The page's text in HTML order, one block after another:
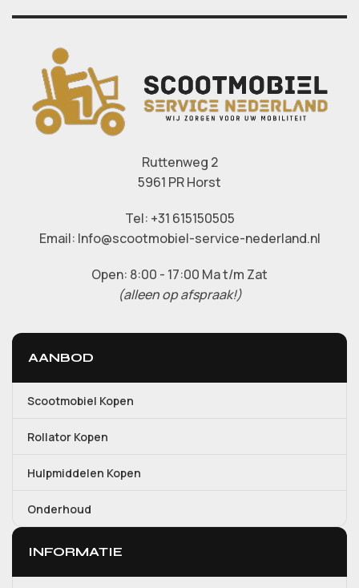
Ruttenweg 2
5961 PR Horst
Tel: +31 615150505
Email: Info@scootmobiel-service-nederland.nl
Open: 8:00 - 17:00 Ma t/m Zat
(alleen op afspraak!)
AANBOD
Scootmobiel Kopen
Rollator Kopen
Hulpmiddelen Kopen
Onderhoud
INFORMATIE